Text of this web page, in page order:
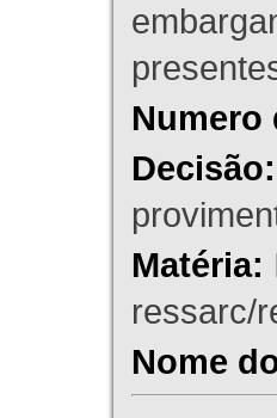
Numero
Decisão:
Matéria:
ressarc/
Nome